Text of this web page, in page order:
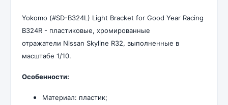
Yokomo (#SD-B324L) Light Bracket for Good Year Racing
B324R - пластиковые, хромированные
отражатели Nissan Skyline R32, выполненные в
масштабе 1/10.
Особенности:
Материал: пластик;